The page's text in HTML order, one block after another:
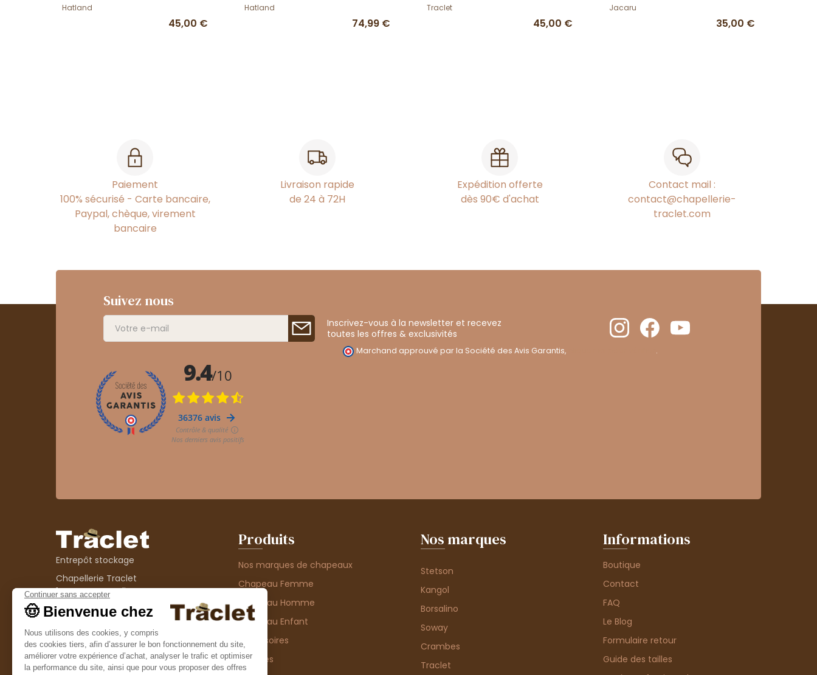
Hatland
45,00 €
Hatland
74,99 €
Traclet
45,00 €
Jacaru
35,00 €
Paiement
100% sécurisé - Carte bancaire,
Paypal, chèque, virement
bancaire
Livraison rapide
de 24 à 72H
Expédition offerte
dès 90€ d'achat
Contact mail :
contact@chapellerie-
traclet.com
Suivez nous
Inscrivez-vous à la newsletter et recevez
toutes les offres & exclusivités
Marchand approuvé par la Société des Avis Garantis, .
Entrepôt stockage
Chapellerie Traclet
14 Impasse Bardin
42300 Roanne
contact@chapellerie-traclet.com
Boutique
Chapellerie Traclet
4 rue de Cadore
Produits
Nos marques de chapeaux
Chapeau Femme
Chapeau Homme
Chapeau Enfant
Accessoires
Thèmes
Nos marques
Stetson
Kangol
Borsalino
Soway
Crambes
Traclet
Informations
Boutique
Contact
FAQ
Le Blog
Formulaire retour
Guide des tailles